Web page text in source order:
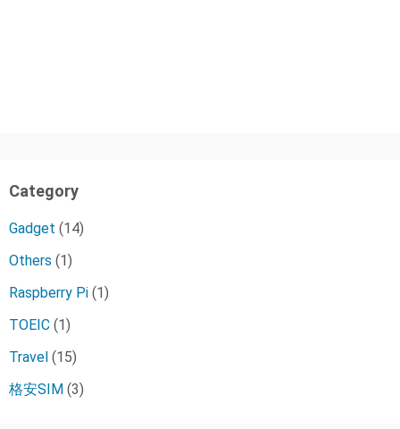
Category
Gadget (14)
Others (1)
Raspberry Pi (1)
TOEIC (1)
Travel (15)
格安SIM (3)